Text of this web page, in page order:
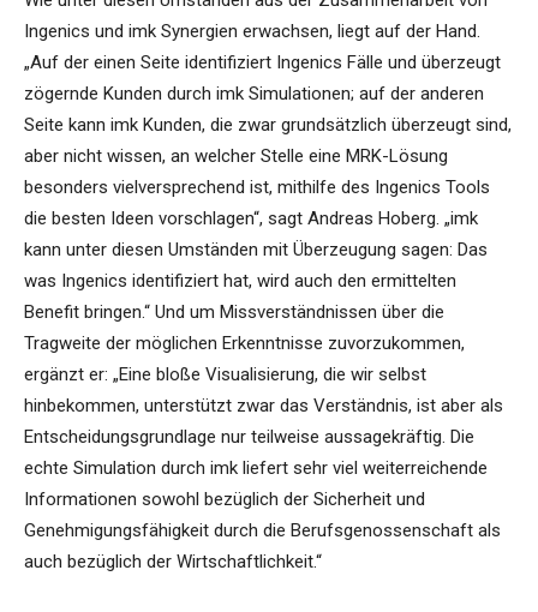
Ingenics und imk Synergien erwachsen, liegt auf der Hand.
„Auf der einen Seite identifiziert Ingenics Fälle und überzeugt
zögernde Kunden durch imk Simulationen; auf der anderen
Seite kann imk Kunden, die zwar grundsätzlich überzeugt sind,
aber nicht wissen, an welcher Stelle eine MRK-Lösung
besonders vielversprechend ist, mithilfe des Ingenics Tools
die besten Ideen vorschlagen“, sagt Andreas Hoberg. „imk
kann unter diesen Umständen mit Überzeugung sagen: Das
was Ingenics identifiziert hat, wird auch den ermittelten
Benefit bringen.“ Und um Missverständnissen über die
Tragweite der möglichen Erkenntnisse zuvorzukommen,
ergänzt er: „Eine bloße Visualisierung, die wir selbst
hinbekommen, unterstützt zwar das Verständnis, ist aber als
Entscheidungsgrundlage nur teilweise aussagekräftig. Die
echte Simulation durch imk liefert sehr viel weiterreichende
Informationen sowohl bezüglich der Sicherheit und
Genehmigungsfähigkeit durch die Berufsgenossenschaft als
auch bezüglich der Wirtschaftlichkeit.“